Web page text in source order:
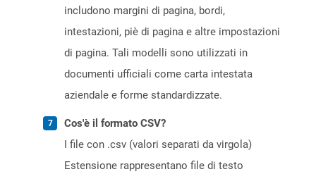
includono margini di pagina, bordi,
intestazioni, piè di pagina e altre impostazioni
di pagina. Tali modelli sono utilizzati in
documenti ufficiali come carta intestata
aziendale e forme standardizzate.
Cos'è il formato CSV?
I file con .csv (valori separati da virgola)
Estensione rappresentano file di testo